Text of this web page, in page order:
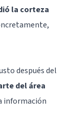
la corteza
después del
del área
información